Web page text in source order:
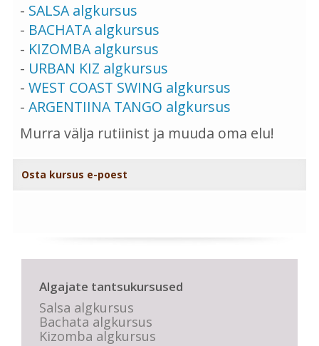
- SALSA algkursus
- BACHATA algkursus
- KIZOMBA algkursus
- URBAN KIZ algkursus
- WEST COAST SWING algkursus
- ARGENTIINA TANGO algkursus
Murra välja rutiinist ja muuda oma elu!
Osta kursus e-poest
Algajate tantsukursused
Salsa algkursus
Bachata algkursus
Kizomba algkursus